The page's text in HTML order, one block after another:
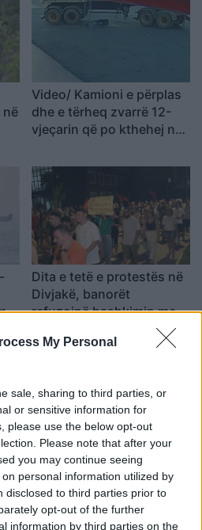
My Personal
sale, sharing to third parties, or
or sensitive information for
please use the below opt-out
Please note that after your
you may continue seeing
personal information utilized by
disclosed to third parties prior to
opt-out of the further
information by third parties on the
në
Video/ Kamioni e përplas
dhe e tërheq zvarrë 12-
vjeçarin që po kthehej nga
mrekullisht
Dita e tetë e protestës në
Divjakë, banorët
refuzojnë bashkimin me
Flakët përfshijnë një
banesë në Shkodër,
zjarrfikësit vënë situatën
nën kontroll